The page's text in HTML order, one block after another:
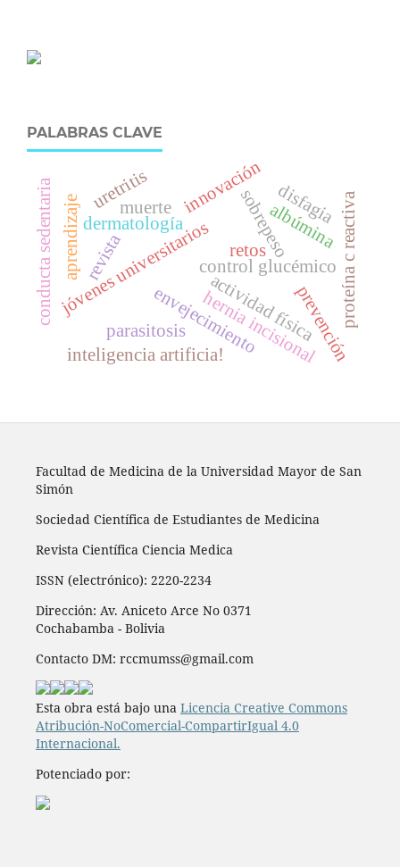
PALABRAS CLAVE
dermatología
jóvenes universitarios
conducta sedentaria actividad física
control glucémico
sobrepeso
envejecimiento
innovación
aprendizaje proteína c reactiva
parasitosis prevención
inteligencia artificia!
retos
hernia incisional
muerte albúmina
revista
uretritis disfagia
Facultad de Medicina de la Universidad Mayor de San
Simón
Sociedad Científica de Estudiantes de Medicina
Revista Científica Ciencia Medica
ISSN (electrónico): 2220-2234
Dirección: Av. Aniceto Arce No 0371
Cochabamba - Bolivia
Contacto DM: rccmumss@gmail.com
Esta obra está bajo una Licencia Creative Commons
Atribución-NoComercial-CompartirIgual 4.0
Internacional.
Potenciado por: